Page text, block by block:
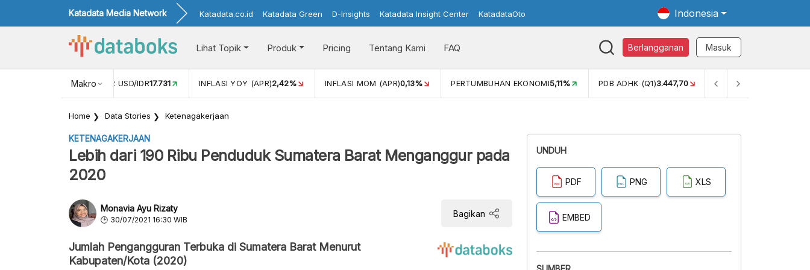
Katadata Media Network Katadata.co.id Katadata Green D-Insights Katadata Insight Center KatadataOto Indonesia
Lihat Topik Produk Pricing Tentang Kami FAQ Berlangganan Masuk
Makro
NILAI TUKAR USD/IDR17.731 INFLASI YOY (APR)2,42% INFLASI MOM (APR)0,13% PERTUMBUHAN EKONOMI5,11% PDB ADHK (Q1)3.447,70 GINI RASIO (SEM2)
Home Data Stories Ketenagakerjaan
KETENAGAKERJAAN
Lebih dari 190 Ribu Penduduk Sumatera Barat Menganggur pada
2020
Monavia Ayu Rizaty
30/07/2021 16:30 WIB
Bagikan
Jumlah Pengangguran Terbuka di Sumatera Barat Menurut
Kabupaten/Kota (2020)
UNDUH
PDF PNG XLS
EMBED